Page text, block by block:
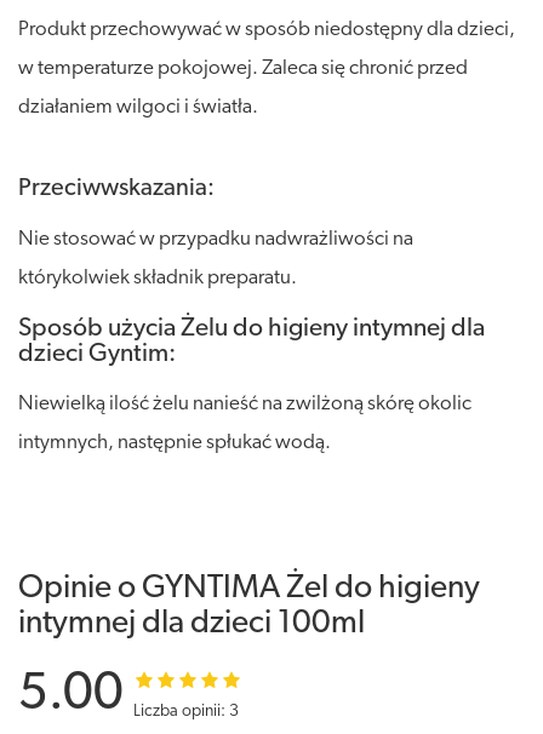
Produkt przechowywać w sposób niedostępny dla dzieci,
w temperaturze pokojowej. Zaleca się chronić przed
działaniem wilgoci i światła.
Przeciwwskazania:
Nie stosować w przypadku nadwrażliwości na
którykolwiek składnik preparatu.
Sposób użycia Żelu do higieny intymnej dla
dzieci Gyntim:
Niewielką ilość żelu nanieść na zwilżoną skórę okolic
intymnych, następnie spłukać wodą.
Opinie o GYNTIMA Żel do higieny
intymnej dla dzieci 100ml
5.00 Liczba opinii: 3